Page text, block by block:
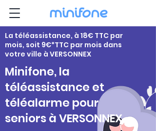
La téléassistance, à 18€ TTC par
mois, soit 9€*TTC par mois dans
votre ville à VERSONNEX
Minifone, la
téléassistance et
téléalarme pour
seniors à VERSONNEX